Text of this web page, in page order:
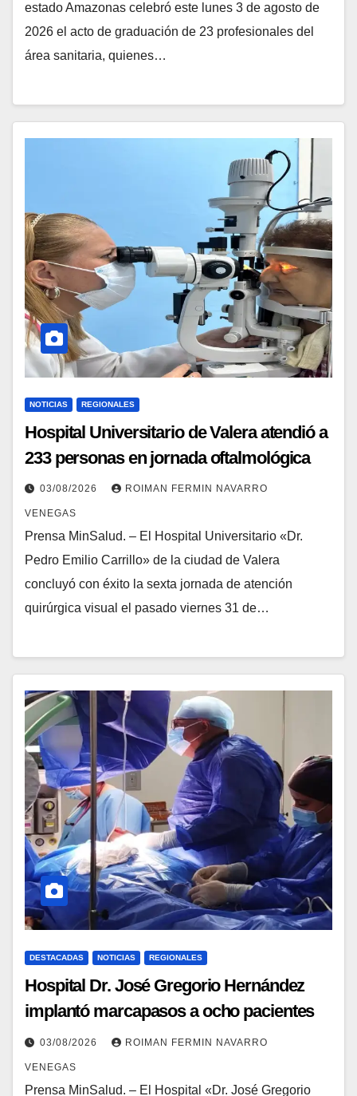
estado Amazonas celebró este lunes 3 de agosto de
2026 el acto de graduación de 23 profesionales del
área sanitaria, quienes…
NOTICIAS REGIONALES
Hospital Universitario de Valera atendió a
233 personas en jornada oftalmológica
03/08/2026 ROIMAN FERMIN NAVARRO
VENEGAS
Prensa MinSalud. – El Hospital Universitario «Dr.
Pedro Emilio Carrillo» de la ciudad de Valera
concluyó con éxito la sexta jornada de atención
quirúrgica visual el pasado viernes 31 de…
DESTACADAS NOTICIAS REGIONALES
Hospital Dr. José Gregorio Hernández
implantó marcapasos a ocho pacientes
en Trujillo
03/08/2026 ROIMAN FERMIN NAVARRO
VENEGAS
Prensa MinSalud. – El Hospital «Dr. José Gregorio